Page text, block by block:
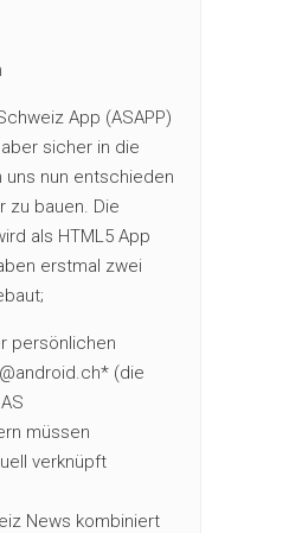
App (ASAPP)
sicher in die
uns nun entschieden
zu bauen. Die
als HTML5 App
erstmal zwei
persönlichen
(die
müssen
verknüpft
News kombiniert